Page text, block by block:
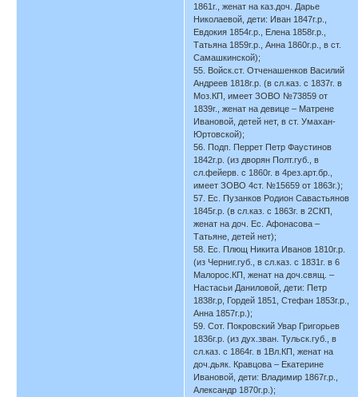
1861г., женат на каз.доч. Дарье
Николаевой, дети: Иван 1847г.р.,
Евдокия 1854г.р., Елена 1858г.р.,
Татьяна 1859г.р., Анна 1860г.р., в ст.
Самашкинской);
55. Войск.ст. Отченашенков Василий
Андреев 1818г.р. (в сл.каз. с 1837г. в
Моз.КП, имеет ЗОВО №73859 от
1839г., женат на девице – Матрене
Ивановой, детей нет, в ст. Умахан-
Юртовской);
56. Подп. Перрет Петр Фаустинов
1842г.р. (из дворян Полт.губ., в
сл.фейерв. с 1860г. в 4рез.арт.бр.,
имеет ЗОВО 4ст. №15659 от 1863г.);
57. Ес. Пузанков Родион Савастьянов
1845г.р. (в сл.каз. с 1863г. в 2СКП,
женат на доч. Ес. Афонасова –
Татьяне, детей нет);
58. Ес. Плющ Никита Иванов 1810г.р.
(из Черниг.губ., в сл.каз. с 1831г. в 6
Малорос.КП, женат на доч.свящ. –
Настасьи Даниловой, дети: Петр
1838г.р, Гордей 1851, Стефан 1853г.р.,
Анна 1857г.р.);
59. Сот. Покровский Увар Григорьев
1836г.р. (из дух.зван. Тульск.губ., в
сл.каз. с 1864г. в 1Вл.КП, женат на
доч.дьяк. Кравцова – Екатерине
Ивановой, дети: Владимир 1867г.р.,
Александр 1870г.р.);